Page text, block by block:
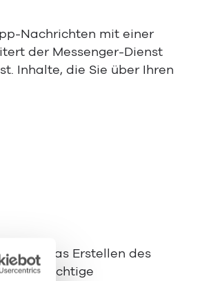
Nachrichten mit einer
der Messenger-Dienst
Inhalte, die Sie über Ihren
Das Erstellen des